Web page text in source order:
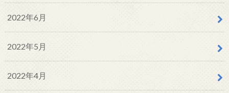
2022年6月
2022年5月
2022年4月